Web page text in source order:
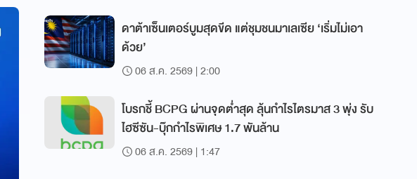
ดาต้าเซ็นเตอร์บูมสุดขีด แต่ชุมชนมาเลเซีย ‘เริ่มไม่เอา
ด้วย’
06 ส.ค. 2569 | 2:00
โบรกชี้ BCPG ผ่านจุดต่ำสุด ลุ้นกำไรไตรมาส 3 พุ่ง รับ
ไฮซีซัน-บุ๊กกำไรพิเศษ 1.7 พันล้าน
06 ส.ค. 2569 | 1:47